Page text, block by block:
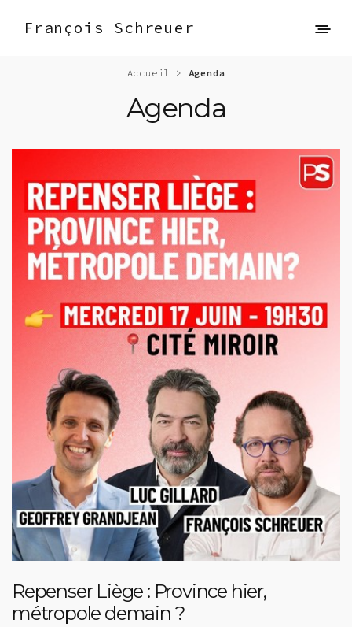
François Schreuer
Accueil > Agenda
Agenda
Repenser Liège : Province hier,
métropole demain ?